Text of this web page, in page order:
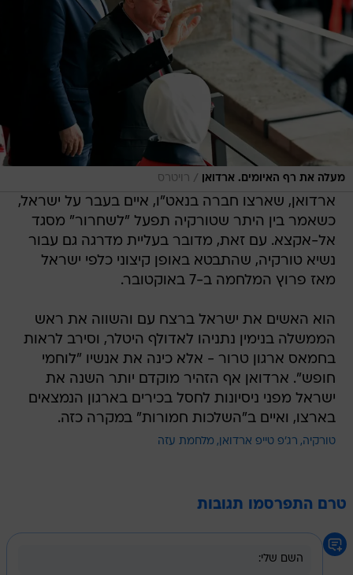
מעלה את רף האיומים. ארדואן / רויטרס
ארדואן, שארצו חברה בנאט"ו, איים בעבר על ישראל,
כשאמר בין היתר שטורקיה תפעל "לשחרור" מסגד
אל-אקצא. עם זאת, מדובר בעליית מדרגה גם עבור
נשיא טורקיה, שהתבטא באופן קיצוני כלפי ישראל
מאז פרוץ המלחמה ב-7 באוקטובר.
הוא האשים את ישראל ברצח עם והשווה את ראש
הממשלה בנימין נתניהו לאדולף היטלר, וסירב לראות
בחמאס ארגון טרור - אלא כינה את אנשיו "לוחמי
חופש". ארדואן אף הזהיר מוקדם יותר השנה את
ישראל מפני ניסיונות לחסל בכירים בארגון הנמצאים
בארצו, ואיים ב"השלכות חמורות" במקרה כזה.
טורקיה רג'פ טייפ ארדואן מלחמת עזה
טרם התפרסמו תגובות